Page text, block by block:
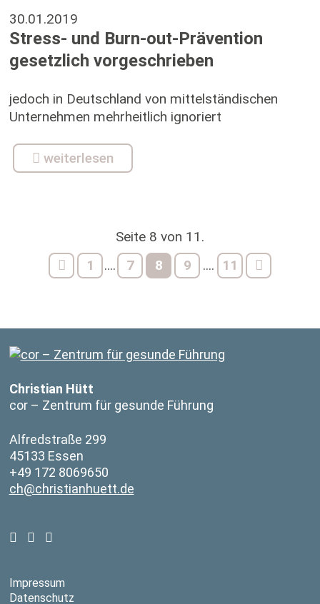
30.01.2019
Stress- und Burn-out-Prävention
gesetzlich vorgeschrieben
jedoch in Deutschland von mittelständischen
Unternehmen mehrheitlich ignoriert
weiterlesen
Seite 8 von 11.
1
.... 7 8 9 .... 11
Christian Hütt
cor – Zentrum für gesunde Führung
Alfredstraße 299
45133 Essen
+49 172 8069650
ch@christianhuett.de
Impressum
Datenschutz